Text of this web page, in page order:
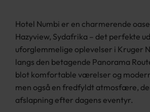
Hotel Numbi er en charmerende
Hazyview, Sydafrika – det perfekte
uforglemmelige oplevelser i Kruger
langs den betagende Panorama
blot komfortable værelser og
men også en fredfyldt atmosfære,
afslapning efter dagens eventyr.